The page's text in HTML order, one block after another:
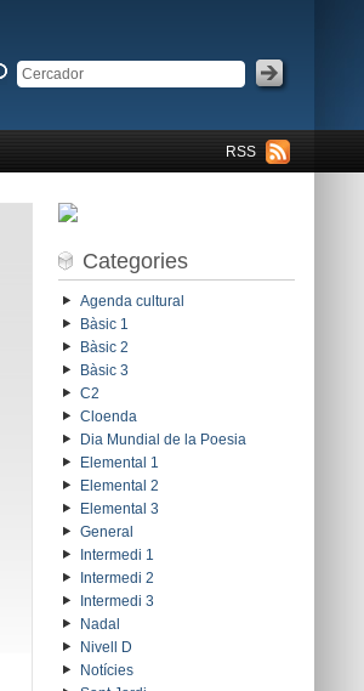
RSS
Categories
Agenda cultural
Bàsic 1
Bàsic 2
Bàsic 3
C2
Cloenda
Dia Mundial de la Poesia
Elemental 1
Elemental 2
Elemental 3
General
Intermedi 1
Intermedi 2
Intermedi 3
Nadal
Nivell D
Notícies